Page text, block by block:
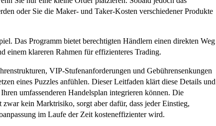
oder Sie die Maker- und Taker-Kosten verschiedener Produkte
Das Programm bietet berechtigten Händlern einen direkten Weg
einem klareren Rahmen für effizienteres Trading.
VIP-Stufenanforderungen und Gebührensenkungen
eines Puzzles anfühlen. Dieser Leitfaden klärt diese Details und
umfassenderen Handelsplan integrieren können. Die
kein Marktrisiko, sorgt aber dafür, dass jeder Einstieg,
im Laufe der Zeit kosteneffizienter wird.